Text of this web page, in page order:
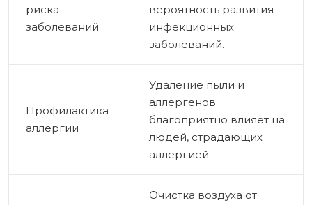
риска
заболеваний
вероятность развития
инфекционных
заболеваний.
Профилактика
аллергии
Удаление пыли и
аллергенов
благоприятно влияет на
людей, страдающих
аллергией.
Очистка воздуха от